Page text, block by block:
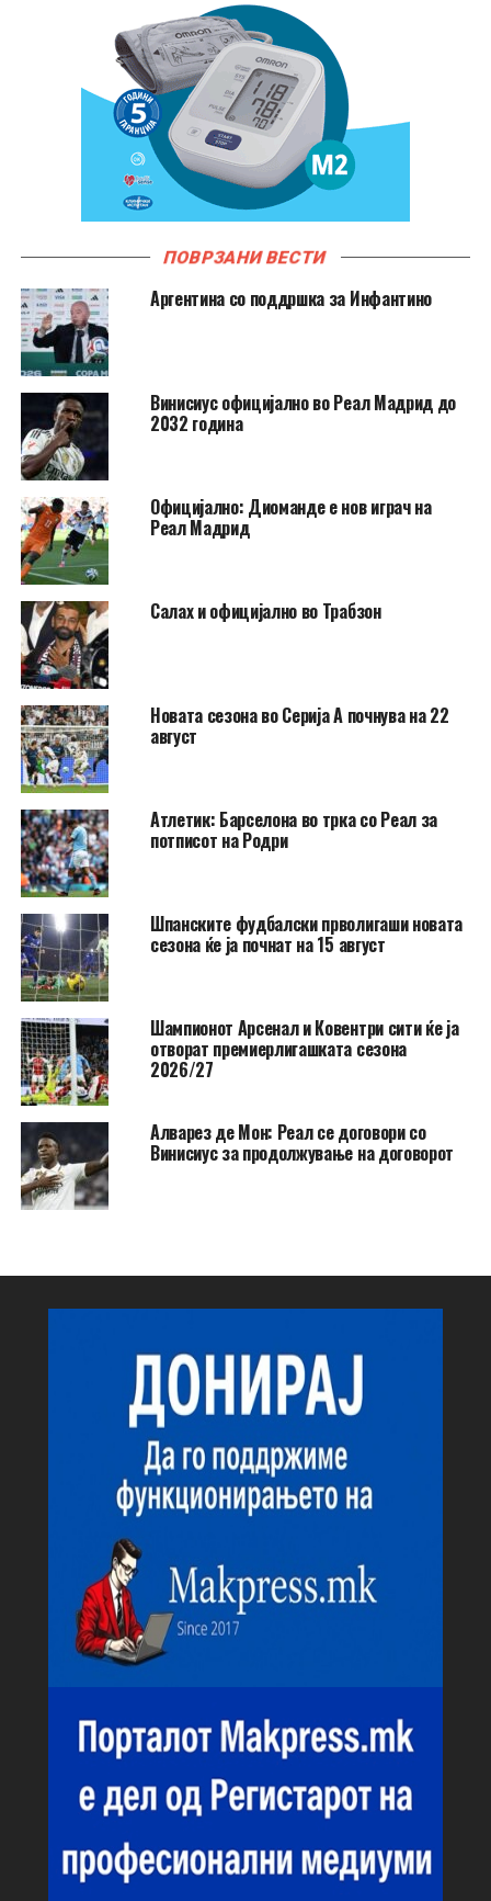
ПОВРЗАНИ ВЕСТИ
Аргентина со поддршка за Инфантино
Винисиус официјално во Реал Мадрид до
2032 година
Официјално: Диоманде е нов играч на
Реал Мадрид
Салах и официјално во Трабзон
Новата сезона во Серија А почнува на 22
август
Атлетик: Барселона во трка со Реал за
потписот на Родри
Шпанските фудбалски прволигаши новата
сезона ќе ја почнат на 15 август
Шампионот Арсенал и Ковентри сити ќе ја
отворат премиерлигашката сезона
2026/27
Алварез де Мон: Реал се договори со
Винисиус за продолжување на договорот